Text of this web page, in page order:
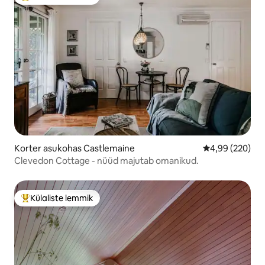
Korter asukohas Castlemaine Keskmine
4,99 (220)
Clevedon Cottage - nüüd majutab omanikud.
Külaliste suur lemmik
Külaliste lemmik